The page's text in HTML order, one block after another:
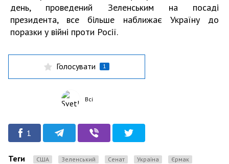
день, проведений Зеленським на посаді
президента, все більше наближає Україну до
поразки у війні проти Росії.
Голосувати 1
Всі
1
Теги США Зеленський Сенат Україна Єрмак